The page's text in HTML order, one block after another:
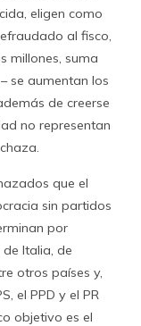
eligen como
al fisco,
millones, suma
se aumentan los
de creerse
no representan
que el
sin partidos
por
Italia, de
otros países y,
el PPD y el PR
objetivo es el